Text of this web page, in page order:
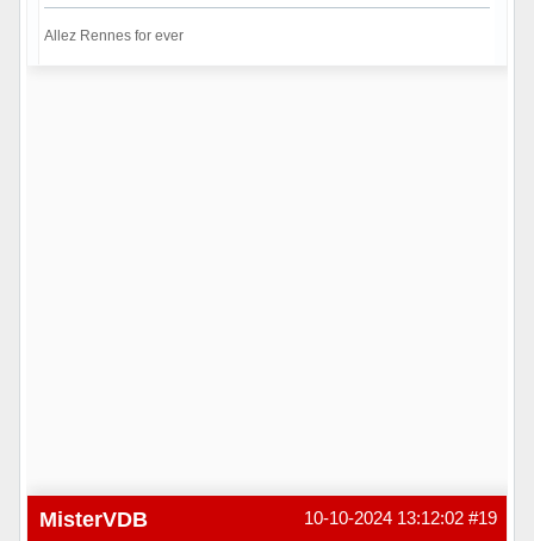
Allez Rennes for ever
#19
10-10-2024 13:12:02
MisterVDB